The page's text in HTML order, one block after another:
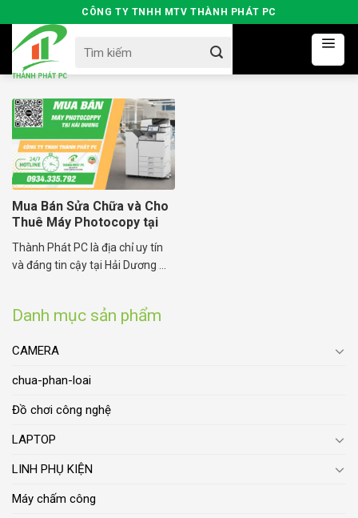
to
content
CÔNG TY TNHH MTV THÀNH PHÁT PC
for:
Danh mục sản phẩm
CAMERA
chua-phan-loai
Đồ chơi công nghệ
LAPTOP
LINH PHỤ KIỆN
Máy chấm công
Mua Bán Sửa Chữa và Cho
Thuê Máy Photocopy tại
Thành Phát PC là địa chỉ uy tín
và đáng tin cậy tại Hải Dương ...